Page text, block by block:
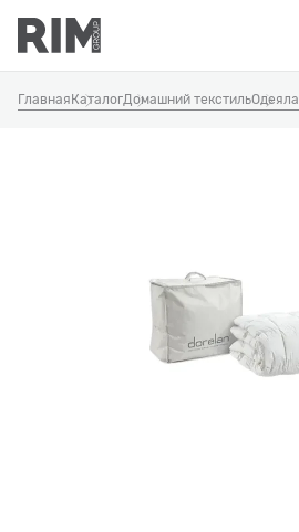
Главная КаталогДомашний текстильОдеяла